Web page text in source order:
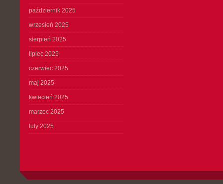
październik 2025
wrzesień 2025
sierpień 2025
lipiec 2025
czerwiec 2025
maj 2025
kwiecień 2025
marzec 2025
luty 2025